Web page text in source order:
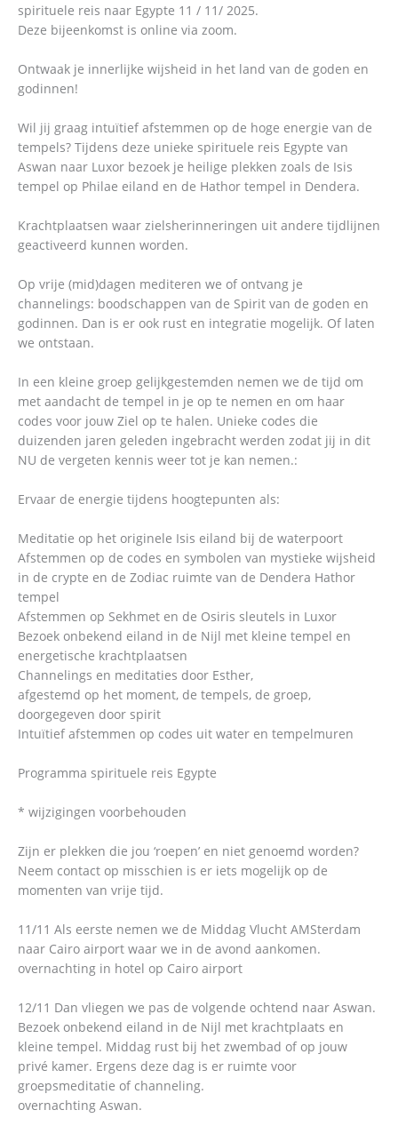
spirituele reis naar Egypte 11 / 11/ 2025.
Deze bijeenkomst is online via zoom.
Ontwaak je innerlijke wijsheid in het land van de goden en
godinnen!
Wil jij graag intuïtief afstemmen op de hoge energie van de
tempels? Tijdens deze unieke spirituele reis Egypte van
Aswan naar Luxor bezoek je heilige plekken zoals de Isis
tempel op Philae eiland en de Hathor tempel in Dendera.
Krachtplaatsen waar zielsherinneringen uit andere tijdlijnen
geactiveerd kunnen worden.
Op vrije (mid)dagen mediteren we of ontvang je
channelings: boodschappen van de Spirit van de goden en
godinnen. Dan is er ook rust en integratie mogelijk. Of laten
we ontstaan.
In een kleine groep gelijkgestemden nemen we de tijd om
met aandacht de tempel in je op te nemen en om haar
codes voor jouw Ziel op te halen. Unieke codes die
duizenden jaren geleden ingebracht werden zodat jij in dit
NU de vergeten kennis weer tot je kan nemen.:
Ervaar de energie tijdens hoogtepunten als:
Meditatie op het originele Isis eiland bij de waterpoort
Afstemmen op de codes en symbolen van mystieke wijsheid
in de crypte en de Zodiac ruimte van de Dendera Hathor
tempel
Afstemmen op Sekhmet en de Osiris sleutels in Luxor
Bezoek onbekend eiland in de Nijl met kleine tempel en
energetische krachtplaatsen
Channelings en meditaties door Esther,
afgestemd op het moment, de tempels, de groep,
doorgegeven door spirit
Intuïtief afstemmen op codes uit water en tempelmuren
Programma spirituele reis Egypte
* wijzigingen voorbehouden
Zijn er plekken die jou ‘roepen’ en niet genoemd worden?
Neem contact op misschien is er iets mogelijk op de
momenten van vrije tijd.
11/11 Als eerste nemen we de Middag Vlucht AMSterdam
naar Cairo airport waar we in de avond aankomen.
overnachting in hotel op Cairo airport
12/11 Dan vliegen we pas de volgende ochtend naar Aswan.
Bezoek onbekend eiland in de Nijl met krachtplaats en
kleine tempel. Middag rust bij het zwembad of op jouw
privé kamer. Ergens deze dag is er ruimte voor
groepsmeditatie of channeling.
overnachting Aswan.